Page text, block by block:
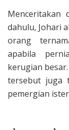
Menceritakan
dahulu, Johari
orang
apabila
kerugian
tersebut juga
pemergian